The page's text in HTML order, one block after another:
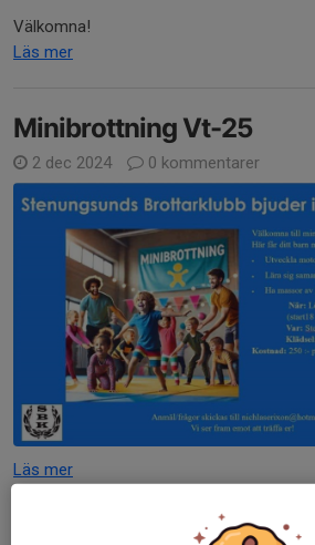
Välkomna!
Läs mer
Minibrottning Vt-25
2 dec 2024 0 kommentarer
Läs mer